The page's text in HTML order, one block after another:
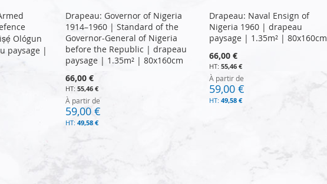
Ológun
paysage |
Drapeau: Governor of Nigeria
1914–1960 | Standard of the
Governor-General of Nigeria
before the Republic | drapeau
paysage | 1.35m² | 80x160cm
66,00 €
55,46 €
À partir de
59,00 €
49,58 €
Drapeau: Naval Ensign of
Nigeria 1960 | drapeau
paysage | 1.35m² | 80x160cm
66,00 €
55,46 €
À partir de
59,00 €
49,58 €